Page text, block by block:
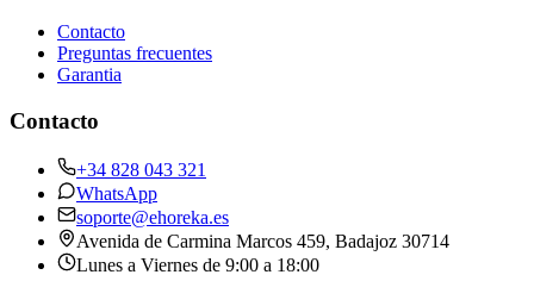
Contacto
Preguntas frecuentes
Garantia
Contacto
+34 828 043 321
WhatsApp
soporte@ehoreka.es
Avenida de Carmina Marcos 459, Badajoz 30714
Lunes a Viernes de 9:00 a 18:00